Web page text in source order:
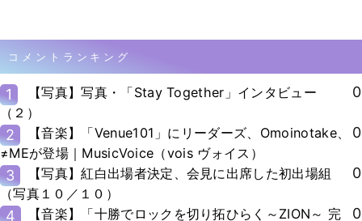
コメントランキング
1
【写真】写真・「Stay Together」インタビュー
（２）
0
2
【音楽】「Venue101」にリーダーズ、Omoinotake、
≠MEが登場｜MusicVoice（vois ヴォイス）
0
3
【写真】紅白出場者決定、会見に出席した初出場組
（写真１０／１０）
0
4
【音楽】「十勝でロックを切り拓ひらく～ZION～ 完
0